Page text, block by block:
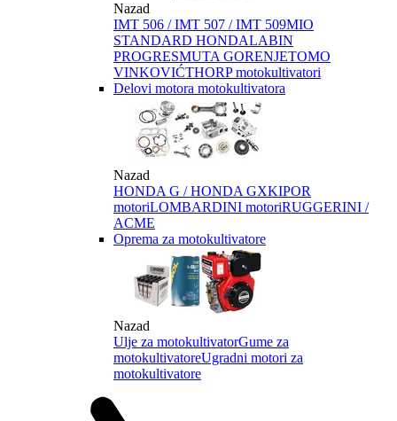
Nazad
IMT 506 / IMT 507 / IMT 509MIO
STANDARD HONDALABIN
PROGRESMUTA GORENJETOMO
VINKOVIĆTHORP motokultivatori
Delovi motora motokultivatora
Nazad
HONDA G / HONDA GXKIPOR
motoriLOMBARDINI motoriRUGGERINI /
ACME
Oprema za motokultivatore
Nazad
Ulje za motokultivatorGume za
motokultivatoreUgradni motori za
motokultivatore